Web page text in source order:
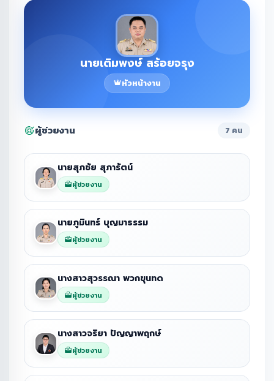
นายเติมพงษ์ สร้อยจรุง
หัวหน้างาน
ผู้ช่วยงาน 7 คน
นายสุภชัย สุภารัตน์
ผู้ช่วยงาน
นายภูมินทร์ บุญมาธรรม
ผู้ช่วยงาน
นางสาวสุวรรณา พวกขุนทด
ผู้ช่วยงาน
นางสาวจริยา ปัญญาพฤกษ์
ผู้ช่วยงาน